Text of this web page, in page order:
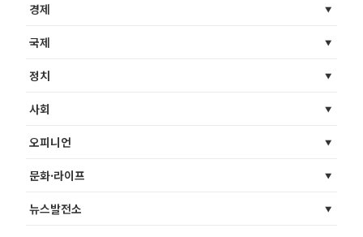
경제
국제
정치
사회
오피니언
문화·라이프
뉴스발전소